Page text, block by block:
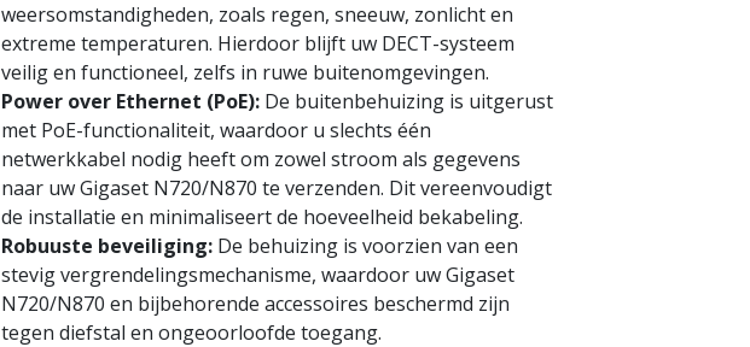
weersomstandigheden, zoals regen, sneeuw, zonlicht en
extreme temperaturen. Hierdoor blijft uw DECT-systeem
veilig en functioneel, zelfs in ruwe buitenomgevingen.
Power over Ethernet (PoE): De buitenbehuizing is uitgerust
met PoE-functionaliteit, waardoor u slechts één
netwerkkabel nodig heeft om zowel stroom als gegevens
naar uw Gigaset N720/N870 te verzenden. Dit vereenvoudigt
de installatie en minimaliseert de hoeveelheid bekabeling.
Robuuste beveiliging: De behuizing is voorzien van een
stevig vergrendelingsmechanisme, waardoor uw Gigaset
N720/N870 en bijbehorende accessoires beschermd zijn
tegen diefstal en ongeoorloofde toegang.